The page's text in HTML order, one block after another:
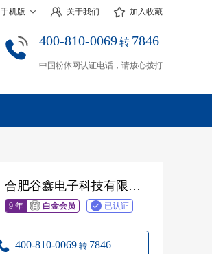
手机版 关于我们 加入收藏
400-810-0069转 7846
中国粉体网认证电话，请放心拨打
合肥谷鑫电子科技有限公司
9 年 白金会员 已认证
400-810-0069 转 7846